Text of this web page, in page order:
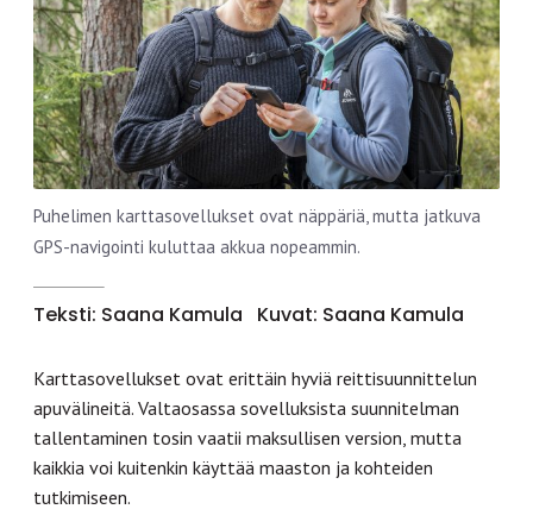
Puhelimen karttasovellukset ovat näppäriä, mutta jatkuva
GPS-navigointi kuluttaa akkua nopeammin.
Teksti: Saana Kamula Kuvat: Saana Kamula
Karttasovellukset ovat erittäin hyviä reittisuunnittelun
apuvälineitä. Valtaosassa sovelluksista suunnitelman
tallentaminen tosin vaatii maksullisen version, mutta
kaikkia voi kuitenkin käyttää maaston ja kohteiden
tutkimiseen.